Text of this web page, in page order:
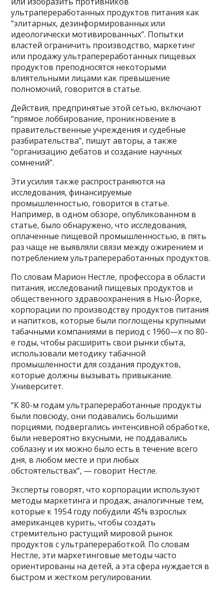
ультрапереработанных продуктов питания как
“элитарных, дезинформированных или
идеологически мотивированных”. Попытки
властей ограничить производство, маркетинг
или продажу ультрапереработанных пищевых
продуктов преподносятся некоторыми
влиятельными лицами как превышение
полномочий, говорится в статье.
Действия, предпринятые этой сетью, включают
“прямое лоббирование, проникновение в
правительственные учреждения и судебные
разбирательства”, пишут авторы, а также
“организацию дебатов и создание научных
сомнений”.
Эти усилия также распространяются на
исследования, финансируемые
промышленностью, говорится в статье.
Например, в одном обзоре, опубликованном в
статье, было обнаружено, что исследования,
оплаченные пищевой промышленностью, в пять
раз чаще не выявляли связи между ожирением и
потреблением ультрапереработанных продуктов.
По словам Марион Нестле, профессора в области
питания, исследований пищевых продуктов и
общественного здравоохранения в Нью-Йорке,
корпорации по производству продуктов питания
и напитков, которые были поглощены крупными
табачными компаниями в период с 1960—х по 80-
е годы, чтобы расширить свои рынки сбыта,
использовали методику табачной
промышленности для создания продуктов,
которые должны вызывать привыкание.
Университет.
“К 80-м годам ультрапереработанные продукты
были повсюду, они подавались большими
порциями, подвергались интенсивной обработке,
были невероятно вкусными, не поддавались
соблазну и их можно было есть в течение всего
дня, в любом месте и при любых
обстоятельствах”, — говорит Нестле.
Эксперты говорят, что корпорации используют
методы маркетинга и продаж, аналогичные тем,
которые к 1954 году побудили 45% взрослых
американцев курить, чтобы создать
стремительно растущий мировой рынок
продуктов с ультрапереработкой. По словам
Нестле, эти маркетинговые методы часто
ориентированы на детей, а эта сфера нуждается в
быстром и жестком регулировании.